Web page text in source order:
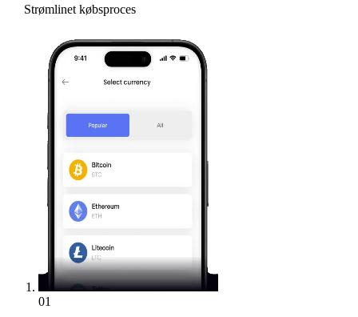
Strømlinet købsproces
01